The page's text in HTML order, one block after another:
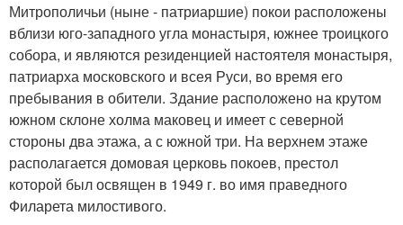
Митрополичьи (ныне - патриаршие) покои расположены
вблизи юго-западного угла монастыря, южнее троицкого
собора, и являются резиденцией настоятеля монастыря,
патриарха московского и всея Руси, во время его
пребывания в обители. Здание расположено на крутом
южном склоне холма маковец и имеет с северной
стороны два этажа, а с южной три. На верхнем этаже
располагается домовая церковь покоев, престол
которой был освящен в 1949 г. во имя праведного
Филарета милостивого.